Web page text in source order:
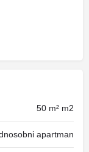
50 m² m2
apartman